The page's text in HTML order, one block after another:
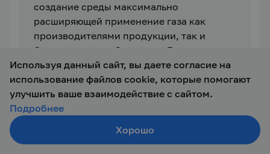
создание среды максимально
расширяющей применение газа как
производителями продукции, так и
бытовыми потребителями. Для этого мы
используем, разрабатываем и
производим простые, надежные
решения.
Отзывы
Используя данный сайт, вы даете согласие на
использование файлов cookie, которые помогают
улучшить ваше взаимодействие с сайтом.
Подробнее
Хорошо